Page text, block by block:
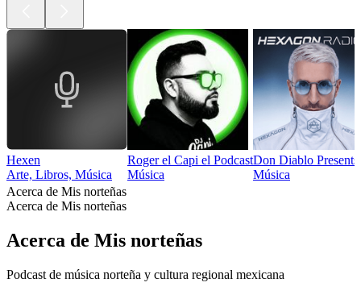
Hexen
Arte, Libros, Música
Roger el Capi el Podcast
Música
Don Diablo
Música
Acerca de Mis norteñas
Acerca de Mis norteñas
Acerca de Mis norteñas
Podcast de música norteña y cultura regional mexicana